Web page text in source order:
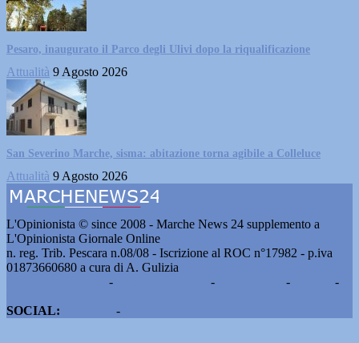
Pesaro, inaugurato il Parco degli Ulivi dopo la riqualificazione
Attualità 9 Agosto 2026
San Severino Marche, sisma: abitazione torna agibile a Colleluce
Attualità 9 Agosto 2026
L'Opinionista © since 2008 - Marche News 24 supplemento a
L'Opinionista Giornale Online
n. reg. Trib. Pescara n.08/08 - Iscrizione al ROC n°17982 - p.iva
01873660680 a cura di A. Gulizia
- - -
-
SOCIAL:
-